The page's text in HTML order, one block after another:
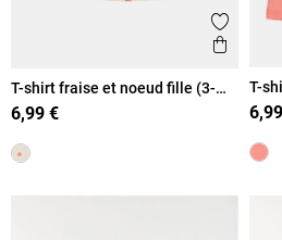
Ajouter
Aperçu
T-shirt fraise et noeud fille (3-
36M)
6,99 €
T-
36M)